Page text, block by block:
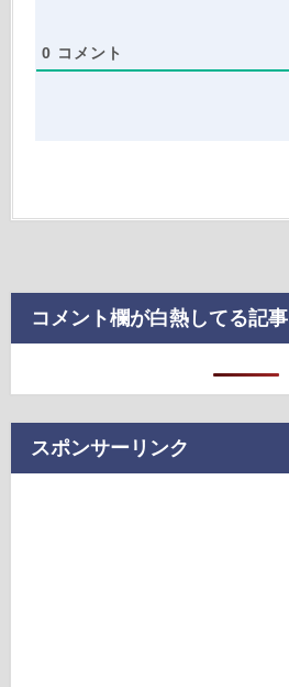
0 コメント
コメント欄が白熱してる記事
スポンサーリンク